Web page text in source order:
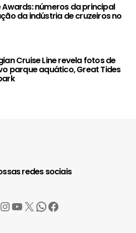
Awards: números da principal
da indústria de cruzeiros no
Cruise Line revela fotos de
parque aquático, Great Tides
redes sociais
Instagram
YouTube
X WhatsApp
Facebook